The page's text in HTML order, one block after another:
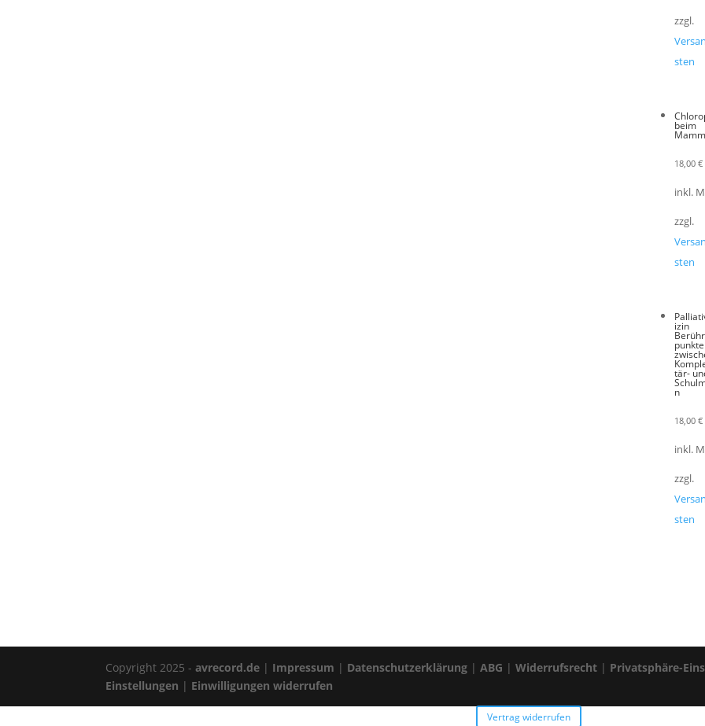
zzgl.
sten
beim
18,00€
inkl.
zzgl.
sten
izin
punkte
tär-
n
18,00€
inkl.
zzgl.
sten
Copyright 2025 -avrecord.de | Impressum | Datenschutzerklärung |ABG |Widerrufsrecht | Privatsphäre-
Einstellungen | Einwilligungen widerrufen
Vertrag widerrufen